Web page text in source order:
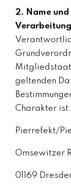
2. Name
geltenden
Charakter ist:
Pierrefekt/
Omsewitzer
01169